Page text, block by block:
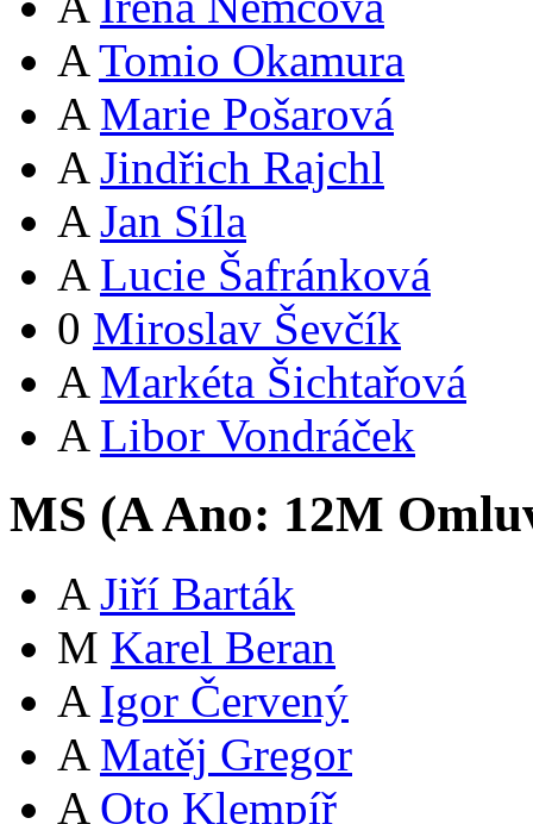
A Tomio Okamura
A Marie Pošarová
A Jindřich Rajchl
A Jan Síla
A Lucie Šafránková
0 Miroslav Ševčík
A Markéta Šichtařová
A Libor Vondráček
MS (AAno: 12M
A Jiří Barták
M Karel Beran
A Igor Červený
A Matěj Gregor
A Oto Klempíř